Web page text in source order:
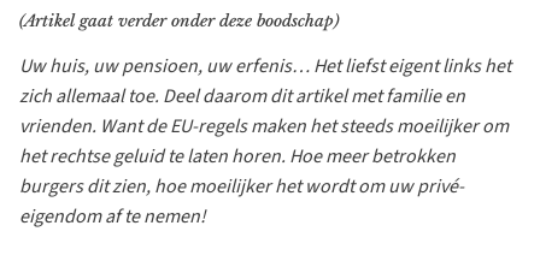
(Artikel gaat verder onder deze boodschap)
Uw huis, uw pensioen, uw erfenis… Het liefst eigent links het
zich allemaal toe. Deel daarom dit artikel met familie en
vrienden. Want de EU-regels maken het steeds moeilijker om
het rechtse geluid te laten horen. Hoe meer betrokken
burgers dit zien, hoe moeilijker het wordt om uw privé-
eigendom af te nemen!